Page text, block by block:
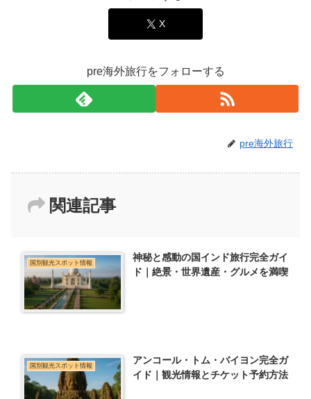
X
pre海外旅行をフォローする
pre海外旅行
関連記事
国別観光スポット情報
神秘と感動の国インド旅行完全ガイ
ド｜絶景・世界遺産・グルメを満喫
国別観光スポット情報
アンコール・トム・バイヨン完全ガ
イド｜観光情報とチケット予約方法